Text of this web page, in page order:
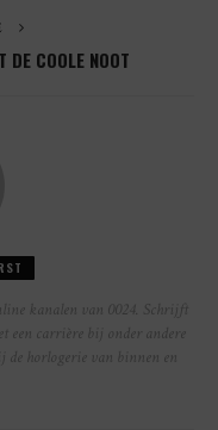
DE COOLE NOOT
kanalen van 0024. Schrijft
een carrière bij onder andere
horlogerie van binnen en